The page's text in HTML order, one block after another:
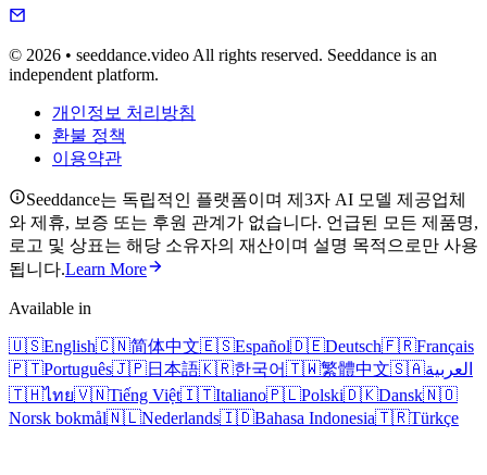
© 2026 • seeddance.video All rights reserved. Seeddance is an
independent platform.
개인정보 처리방침
환불 정책
이용약관
Seeddance는 독립적인 플랫폼이며 제3자 AI 모델 제공업체
와 제휴, 보증 또는 후원 관계가 없습니다. 언급된 모든 제품명,
로고 및 상표는 해당 소유자의 재산이며 설명 목적으로만 사용
됩니다.Learn More
Available in
🇺🇸English🇨🇳简体中文🇪🇸Español🇩🇪Deutsch🇫🇷Français
🇵🇹Português🇯🇵日本語🇰🇷한국어🇹🇼繁體中文🇸🇦العربية
🇹🇭ไทย🇻🇳Tiếng Việt🇮🇹Italiano🇵🇱Polski🇩🇰Dansk🇳🇴
Norsk bokmål🇳🇱Nederlands🇮🇩Bahasa Indonesia🇹🇷Türkçe